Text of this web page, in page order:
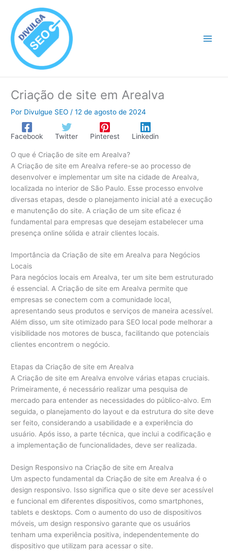
conteúdo
Criação de site em Arealva
Por Divulgue SEO /12 de agosto de 2024
Facebook Twitter Pinterest Linkedin
O que é Criação de site em Arealva?
A Criação de site em Arealva refere-se ao processo de
desenvolver e implementar um site na cidade de Arealva,
localizada no interior de São Paulo. Esse processo envolve
diversas etapas, desde o planejamento inicial até a execução
e manutenção do site. A criação de um site eficaz é
fundamental para empresas que desejam estabelecer uma
presença online sólida e atrair clientes locais.
Importância da Criação de site em Arealva para Negócios
Locais
Para negócios locais em Arealva, ter um site bem estruturado
é essencial. A Criação de site em Arealva permite que
empresas se conectem com a comunidade local,
apresentando seus produtos e serviços de maneira acessível.
Além disso, um site otimizado para SEO local pode melhorar a
visibilidade nos motores de busca, facilitando que potenciais
clientes encontrem o negócio.
Etapas da Criação de site em Arealva
A Criação de site em Arealva envolve várias etapas cruciais.
Primeiramente, é necessário realizar uma pesquisa de
mercado para entender as necessidades do público-alvo. Em
seguida, o planejamento do layout e da estrutura do site deve
ser feito, considerando a usabilidade e a experiência do
usuário. Após isso, a parte técnica, que inclui a codificação e
a implementação de funcionalidades, deve ser realizada.
Design Responsivo na Criação de site em Arealva
Um aspecto fundamental da Criação de site em Arealva é o
design responsivo. Isso significa que o site deve ser acessível
e funcional em diferentes dispositivos, como smartphones,
tablets e desktops. Com o aumento do uso de dispositivos
móveis, um design responsivo garante que os usuários
tenham uma experiência positiva, independentemente do
dispositivo que utilizam para acessar o site.